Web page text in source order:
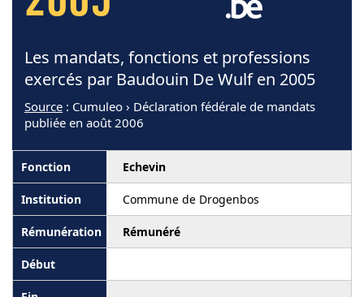
Les mandats, fonctions et professions
exercés par Baudouin De Wulf en 2005
Source : Cumuleo › Déclaration fédérale de mandats
publiée en août 2006
Echevin
Commune de Drogenbos
Rémunéré